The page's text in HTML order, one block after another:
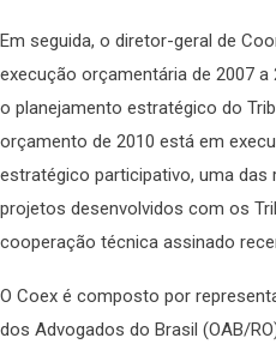
Em seguida, o diretor-geral de
execução orçamentária de 2007
o planejamento estratégico do
orçamento de 2010 está em
estratégico participativo, uma das
projetos desenvolvidos com os
cooperação técnica assinado
O Coex é composto por
dos Advogados do Brasil (OAB/